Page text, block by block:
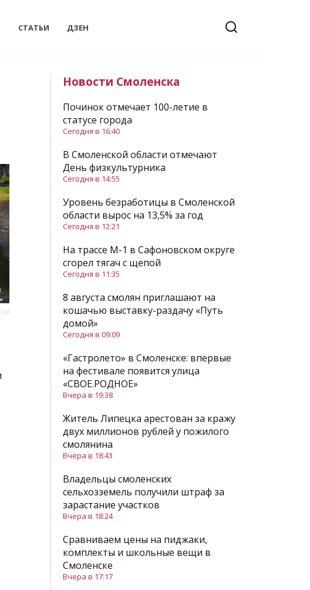
СТАТЬИ ДЗЕН
Новости Смоленска
Починок отмечает 100-летие в
статусе города
Сегодня в 16:40
В Смоленской области отмечают
День физкультурника
Сегодня в 14:55
Уровень безработицы в Смоленской
области вырос на 13,5% за год
Сегодня в 12:21
На трассе М-1 в Сафоновском округе
сгорел тягач с щепой
Сегодня в 11:35
8 августа смолян приглашают на
кошачью выставку-раздачу «Путь
домой»
Сегодня в 09:09
«Гастролето» в Смоленске: впервые
на фестивале появится улица
«СВОЕ.РОДНОЕ»
Вчера в 19:38
Житель Липецка арестован за кражу
двух миллионов рублей у пожилого
смолянина
Вчера в 18:43
Владельцы смоленских
сельхозземель получили штраф за
зарастание участков
Вчера в 18:24
Сравниваем цены на пиджаки,
комплекты и школьные вещи в
Смоленске
Вчера в 17:17